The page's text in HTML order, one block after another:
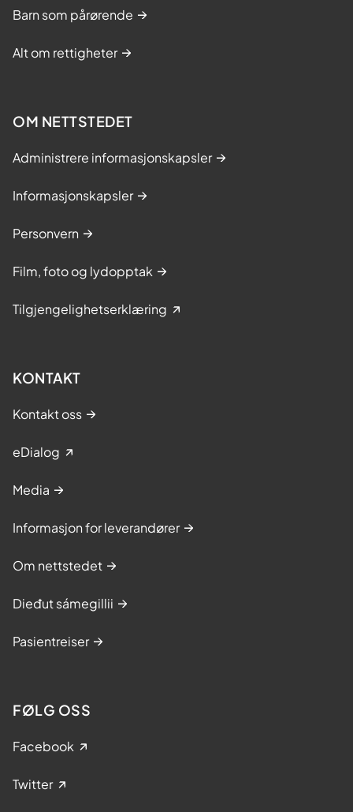
Barn som pårørende
Alt om rettigheter
OM NETTSTEDET
Administrere informasjonskapsler
Informasjonskapsler
Personvern
Film, foto og lydopptak
Tilgjengelighetserklæring
KONTAKT
Kontakt oss
eDialog
Media
Informasjon for leverandører
Om nettstedet
Dieđut sámegillii
Pasientreiser
FØLG OSS
Facebook
Twitter